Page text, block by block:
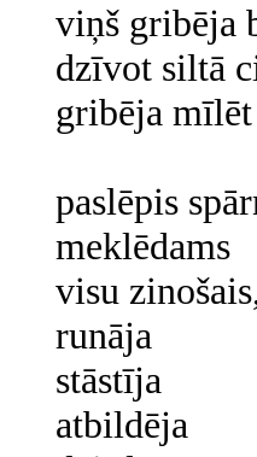
viņš gribēja
dzīvot siltā
gribēja mīlēt
paslēpis
meklēdams
visu
runāja
stāstīja
atbildēja